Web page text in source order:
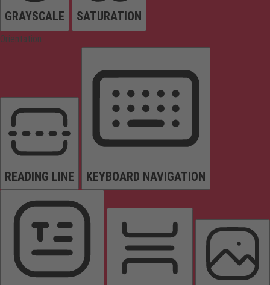
GRAYSCALE SATURATION
Orientation
READING LINE KEYBOARD NAVIGATION